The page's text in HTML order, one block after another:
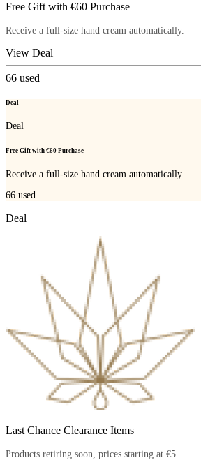
Free Gift with €60 Purchase
Receive a full-size hand cream automatically.
View Deal
66 used
Deal
Deal
Free Gift with €60 Purchase
Receive a full-size hand cream automatically.
66 used
Deal
Last Chance Clearance Items
Products retiring soon, prices starting at €5.